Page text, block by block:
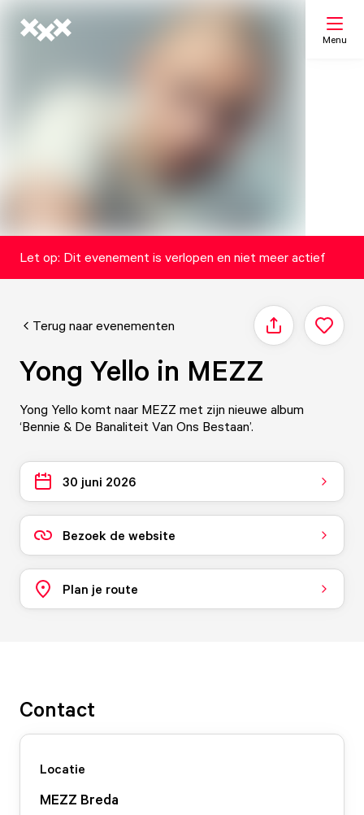
Menu
Let op: Dit evenement is verlopen en niet meer actief
Terug naar evenementen Delen
Yong Yello in MEZZ
Yong Yello komt naar MEZZ met zijn nieuwe album
‘Bennie & De Banaliteit Van Ons Bestaan’.
30 juni 2026
Bezoek de website
Plan je route
Contact
Locatie
MEZZ Breda